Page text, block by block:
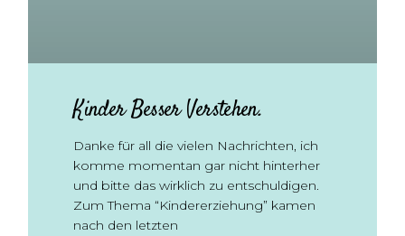
Kinder Besser Verstehen.
Danke für all die vielen Nachrichten, ich
komme momentan gar nicht hinterher
und bitte das wirklich zu entschuldigen.
Zum Thema “Kindererziehung” kamen
nach den letzten